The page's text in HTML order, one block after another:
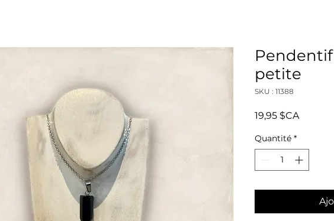
petite
SKU : 11388
19,95 $CAPrix
Quantité *